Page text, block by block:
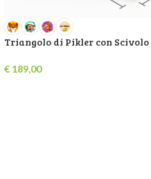
Triangolo di Pikler con Scivolo
€189,00